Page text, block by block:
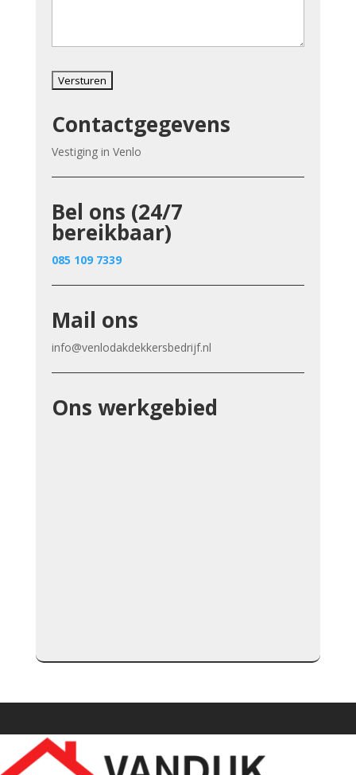
Contactgegevens
Vestiging in Venlo
Bel ons (24/7
bereikbaar)
085 109 7339
Mail ons
info@venlodakdekkersbedrijf.nl
Ons werkgebied